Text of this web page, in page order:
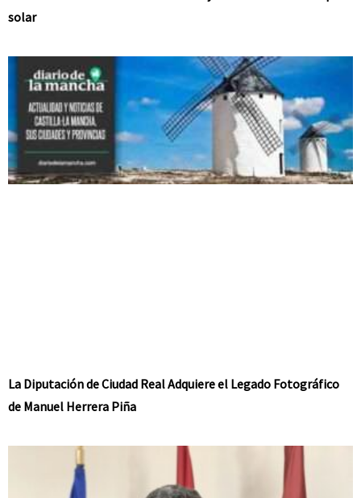
solar
La Diputación de Ciudad Real Adquiere el Legado Fotográfico
de Manuel Herrera Piña